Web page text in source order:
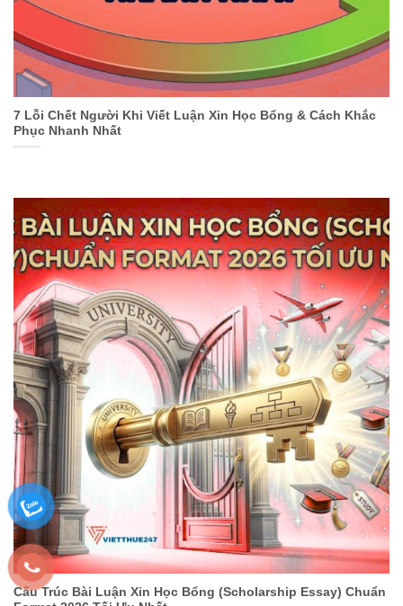
7 Lỗi Chết Người Khi Viết Luận Xin Học Bổng & Cách Khắc
Phục Nhanh Nhất
Cấu Trúc Bài Luận Xin Học Bổng (Scholarship Essay) Chuẩn